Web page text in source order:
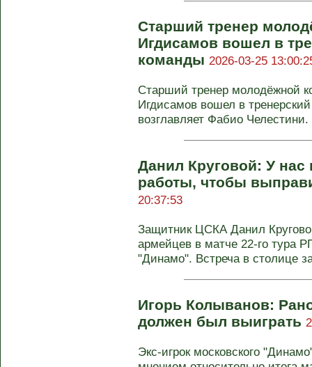
Старший тренер
Игдисамов вошел в
команды 2026-03-25
Старший тренер молодёжной
Игдисамов вошел в
возглавляет Фабио
Данил Круговой: У
работы, чтобы
20:37:53
Защитник ЦСКА Данил
армейцев в матче 22-го тура
"Динамо". Встреча в столице
Игорь Колыванов:
должен был выиграть
Экс-игрок московского